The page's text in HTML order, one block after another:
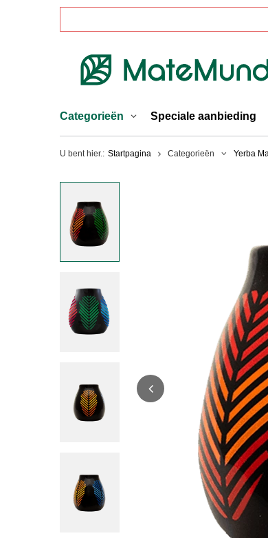
Categorieën Speciale aanbieding
U bent hier.: Startpagina Categorieën Yerba